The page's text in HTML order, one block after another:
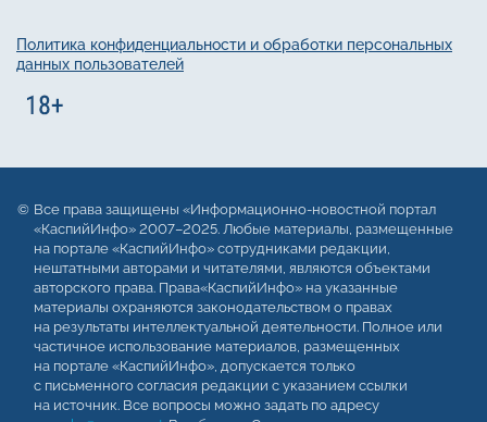
Политика конфиденциальности и обработки персональных
данных пользователей
Все права защищены «Информационно-новостной портал
«КаспийИнфо» 2007–2025. Любые материалы, размещенные
на портале «КаспийИнфо» сотрудниками редакции,
нештатными авторами и читателями, являются объектами
авторского права. Права«КаспийИнфо» на указанные
материалы охраняются законодательством о правах
на результаты интеллектуальной деятельности. Полное или
частичное использование материалов, размещенных
на портале «КаспийИнфо», допускается только
с письменного согласия редакции с указанием ссылки
на источник. Все вопросы можно задать по адресу